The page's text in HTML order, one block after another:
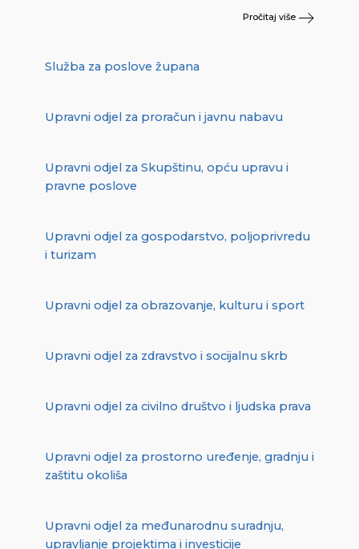
Pročitaj više
Služba za poslove župana
Upravni odjel za proračun i javnu nabavu
Upravni odjel za Skupštinu, opću upravu i
pravne poslove
Upravni odjel za gospodarstvo, poljoprivredu
i turizam
Upravni odjel za obrazovanje, kulturu i sport
Upravni odjel za zdravstvo i socijalnu skrb
Upravni odjel za civilno društvo i ljudska prava
Upravni odjel za prostorno uređenje, gradnju i
zaštitu okoliša
Upravni odjel za međunarodnu suradnju,
upravljanje projektima i investicije